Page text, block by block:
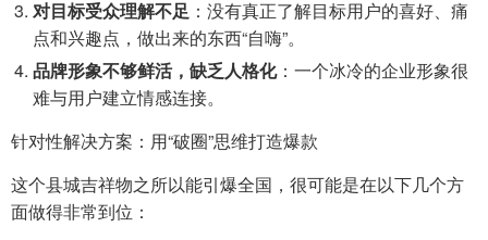
对目标受众理解不足 ：没有真正了解目标用户的喜好、痛
点和兴趣点，做出来的东西“自嗨”。
品牌形象不够鲜活，缺乏人格化：一个冰冷的企业形象很
难与用户建立情感连接。
针对性解决方案：用“破圈”思维打造爆款
这个县城吉祥物之所以能引爆全国，很可能是在以下几个方
面做得非常到位：